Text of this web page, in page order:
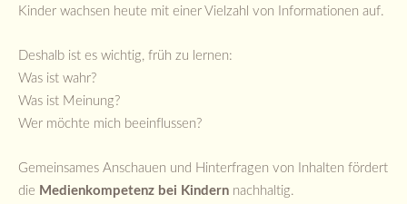
Kinder wachsen heute mit einer Vielzahl von Informationen auf.
Deshalb ist es wichtig, früh zu lernen:
Was ist wahr?
Was ist Meinung?
Wer möchte mich beeinflussen?
Gemeinsames Anschauen und Hinterfragen von Inhalten fördert
die Medienkompetenz bei Kindern nachhaltig.